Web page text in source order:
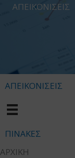
ΑΠΕΙΚΟΝΙΣΕΙΣ
ΑΠΕΙΚΟΝΙΣΕΙΣ
ΠΙΝΑΚΕΣ
ΑΡΧΙΚΗ